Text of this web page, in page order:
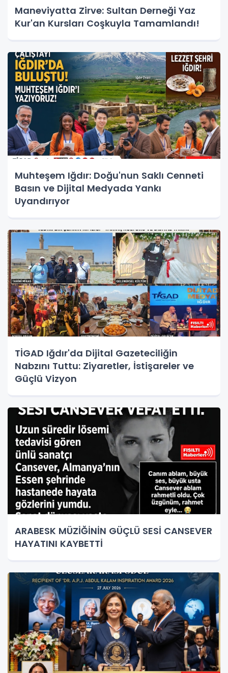
Maneviyatta Zirve: Sultan Derneği Yaz
Kur'an Kursları Coşkuyla Tamamlandı!
Muhteşem Iğdır: Doğu'nun Saklı Cenneti
Basın ve Dijital Medyada Yankı
Uyandırıyor
TİGAD Iğdır'da Dijital Gazeteciliğin
Nabzını Tuttu: Ziyaretler, İstişareler ve
Güçlü Vizyon
ARABESK MÜZİĞİNİN GÜÇLÜ SESİ CANSEVER
HAYATINI KAYBETTİ